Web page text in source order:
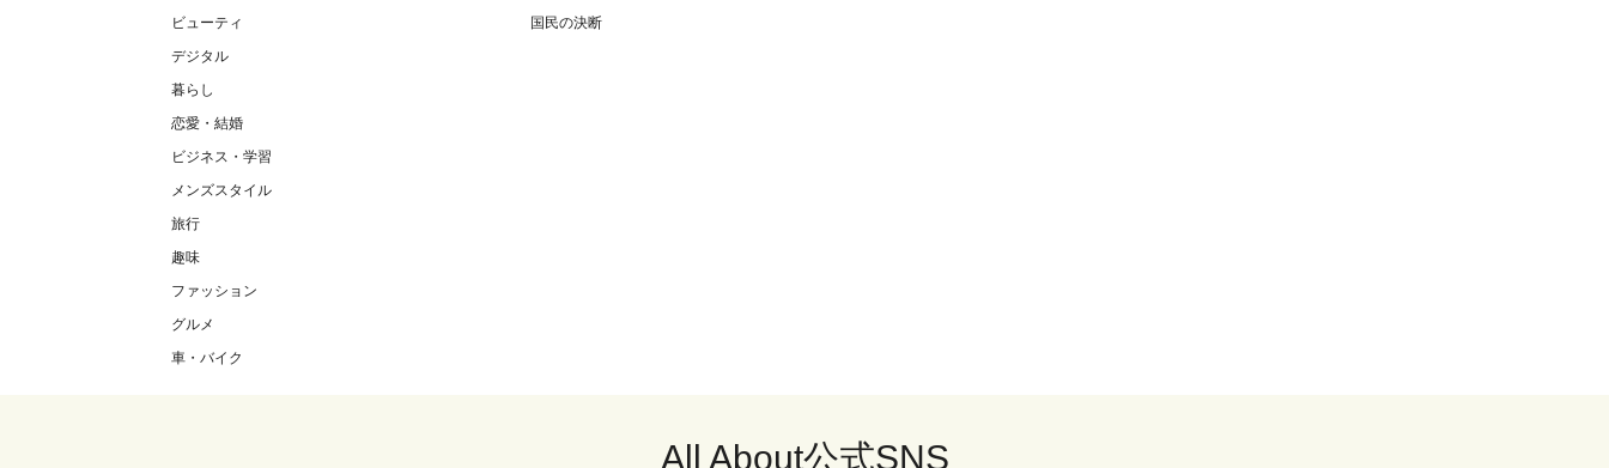
ビューティ
デジタル
暮らし
恋愛・結婚
ビジネス・学習
メンズスタイル
旅行
趣味
ファッション
グルメ
車・バイク
国民の決断
All About公式SNS